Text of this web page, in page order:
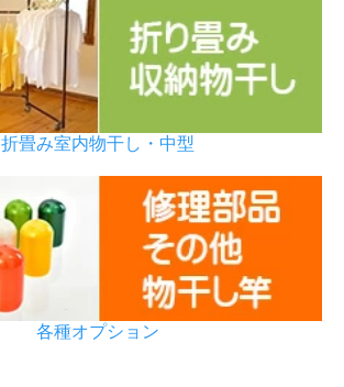
折畳み室内物干し・中型
各種オプション